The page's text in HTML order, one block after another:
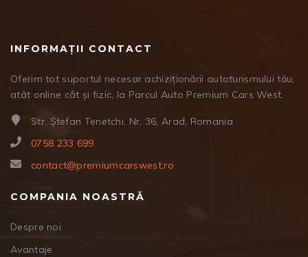
INFORMAȚII CONTACT
Oferim tot suportul necesar achiziționării autoturismului tău,
atât online cât și fizic, la Parcul Auto Premium Cars West.
Str. Ștefan Tenetchi, Nr. 36, Arad, Romania
0758 233 699
contact@premiumcarswest.ro
COMPANIA NOASTRĂ
Despre noi
Avantaje